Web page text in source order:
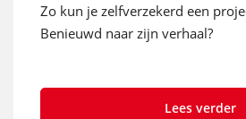
Zo kun je zelfverzekerd een
Benieuwd naar zijn verhaal?
Lees verder